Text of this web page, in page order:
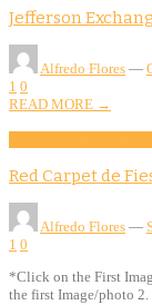
Jefferson
Alfredo Flores —
1 0
READ MORE →
Red Carpet de
Alfredo Flores —
1 0
*Click on the First
the first Image/photo